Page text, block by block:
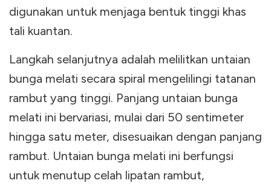
digunakan untuk menjaga bentuk tinggi khas
tali kuantan.
Langkah selanjutnya adalah melilitkan untaian
bunga melati secara spiral mengelilingi tatanan
rambut yang tinggi. Panjang untaian bunga
melati ini bervariasi, mulai dari 50 sentimeter
hingga satu meter, disesuaikan dengan panjang
rambut. Untaian bunga melati ini berfungsi
untuk menutup celah lipatan rambut,